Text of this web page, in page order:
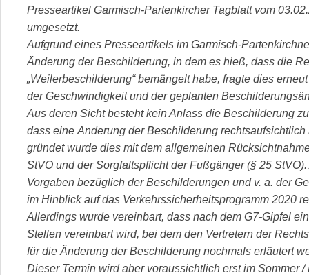
Presseartikel Garmisch-Partenkircher Tagblatt vom
umgesetzt.
Aufgrund eines Presseartikels im Garmisch-
Änderung der Beschilderung, in dem es hieß, dass die
„Weilerbeschilderung“ bemängelt habe, fragte dies
der Geschwindigkeit und der geplanten
Aus deren Sicht besteht kein Anlass die Beschilderung
dass eine Änderung der Beschilderung
gründet wurde dies mit dem allgemeinen
StVO und der Sorgfaltspflicht der Fußgänger (§ 25
Vorgaben bezüglich der Beschilderungen und v. a. der
im Hinblick auf das Verkehrssicherheitsprogramm 2020
Allerdings wurde vereinbart, dass nach dem G7-Gipfel
Stellen vereinbart wird, bei dem den Vertretern der
für die Änderung der Beschilderung nochmals erläutert
Dieser Termin wird aber voraussichtlich erst im Sommer